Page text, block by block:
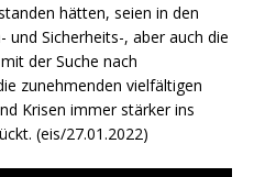
hätten, seien in den
und Sicherheits-, aber auch die
der Suche nach
zunehmenden vielfältigen
Krisen immer stärker ins
(eis/27.01.2022)